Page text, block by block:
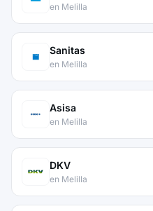
en Melilla
Sanitas
en Melilla
Asisa
en Melilla
DKV
en Melilla